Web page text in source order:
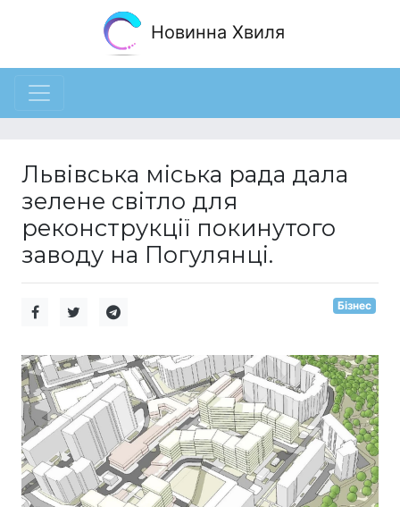
Новинна Хвиля
Львівська міська рада дала
зелене світло для
реконструкції покинутого
заводу на Погулянці.
Бізнес